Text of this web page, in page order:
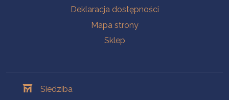
Deklaracja dostępności
Mapa strony
Sklep
Siedziba